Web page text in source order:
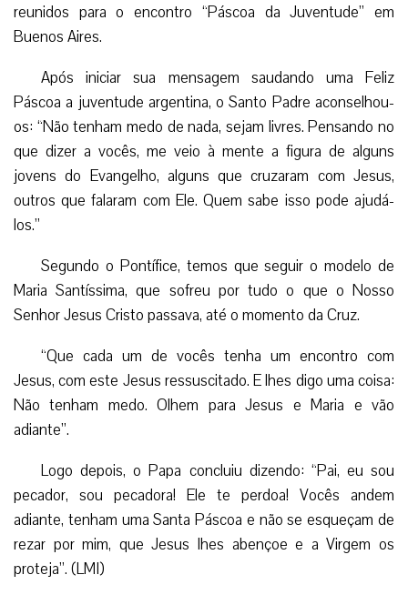
reunidos para o encontro “Páscoa da Juventude” em
Buenos Aires.
Após iniciar sua mensagem saudando uma Feliz
Páscoa a juventude argentina, o Santo Padre aconselhou-
os: “Não tenham medo de nada, sejam livres. Pensando no
que dizer a vocês, me veio à mente a figura de alguns
jovens do Evangelho, alguns que cruzaram com Jesus,
outros que falaram com Ele. Quem sabe isso pode ajudá-
los.”
Segundo o Pontífice, temos que seguir o modelo de
Maria Santíssima, que sofreu por tudo o que o Nosso
Senhor Jesus Cristo passava, até o momento da Cruz.
“Que cada um de vocês tenha um encontro com
Jesus, com este Jesus ressuscitado. E lhes digo uma coisa:
Não tenham medo. Olhem para Jesus e Maria e vão
adiante”.
Logo depois, o Papa concluiu dizendo: “Pai, eu sou
pecador, sou pecadora! Ele te perdoa! Vocês andem
adiante, tenham uma Santa Páscoa e não se esqueçam de
rezar por mim, que Jesus lhes abençoe e a Virgem os
proteja”. (LMI)